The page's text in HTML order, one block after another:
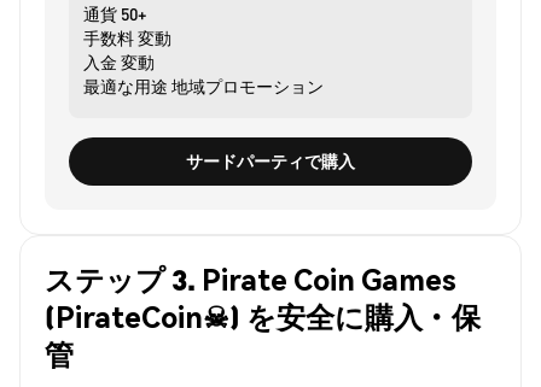
通貨 50+
手数料変動
入金 変動
最適な用途 地域プロモーション
サードパーティで購入
ステップ 3. Pirate Coin Games
(PirateCoin☠) を安全に購入・保
管